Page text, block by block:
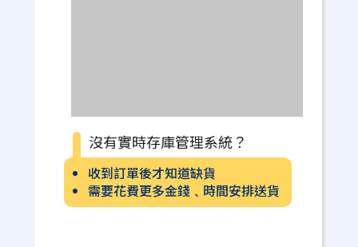
沒有實時存庫管理系統？
收到訂單後才知道缺貨
需要花費更多金錢﹑時間安排送貨